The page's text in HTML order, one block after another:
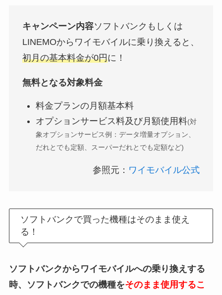
キャンペーン内容ソフトバンクもしくは
LINEMOからワイモバイルに乗り換えると、
初月の基本料金が0円に！
無料となる対象料金
料金プランの月額基本料
オプションサービス料及び月額使用料(対
象オプションサービス例：データ増量オプション、
だれとでも定額、スーパーだれとでも定額など)
参照元： ワイモバイル公式
ソフトバンクで買った機種はそのまま使え
る！
ソフトバンクからワイモバイルへの乗り換えする
時、ソフトバンクでの機種をそのまま使用するこ